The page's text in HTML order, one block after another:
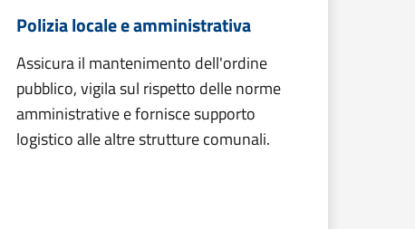
Polizia locale e amministrativa
Assicura il mantenimento dell'ordine
pubblico, vigila sul rispetto delle norme
amministrative e fornisce supporto
logistico alle altre strutture comunali.